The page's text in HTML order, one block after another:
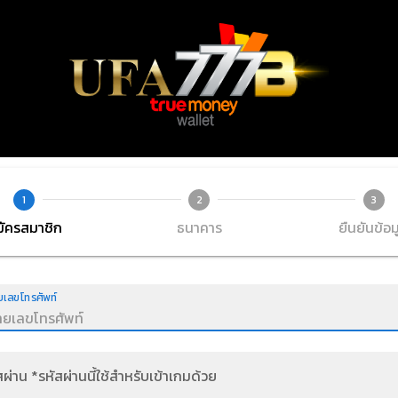
1
ครสมาชิก
2
ธนาคาร
3
ยืนยันข้อ
ลขโทรศัพท์
าน *รหัสผ่านนี้ใช้สำหรับเข้าเกมด้วย